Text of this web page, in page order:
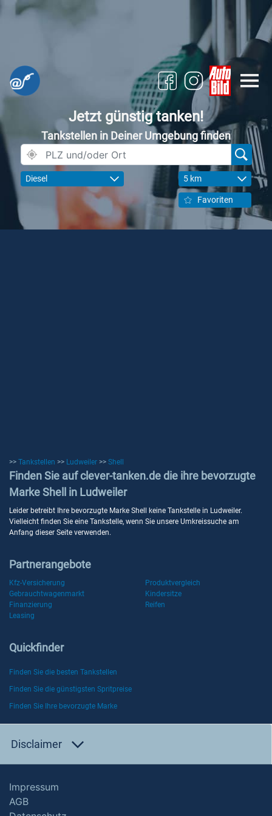
Jetzt günstig tanken!
Tankstellen in Deiner Umgebung finden
Diesel 5 km
Favoriten
>> Tankstellen >> Ludweiler >> Shell
Finden Sie auf clever-tanken.de die ihre bevorzugte
Marke Shell in Ludweiler
Leider betreibt Ihre bevorzugte Marke Shell keine Tankstelle in Ludweiler.
Vielleicht finden Sie eine Tankstelle, wenn Sie unsere Umkreissuche am
Anfang dieser Seite verwenden.
Partnerangebote
Kfz-Versicherung
Produktvergleich
Gebrauchtwagenmarkt
Kindersitze
Finanzierung
Reifen
Leasing
Quickfinder
Finden Sie die besten Tankstellen
Finden Sie die günstigsten Spritpreise
Finden Sie Ihre bevorzugte Marke
Disclaimer
Impressum
AGB